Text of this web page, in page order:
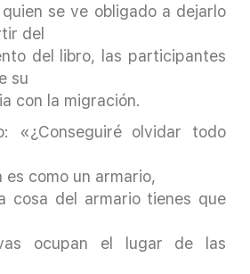
se ve obligado a dejarlo
del
del libro, las participantes
su
con la migración.
«¿Conseguiré olvidar todo
es como un armario,
cosa del armario tienes que
ocupan el lugar de las